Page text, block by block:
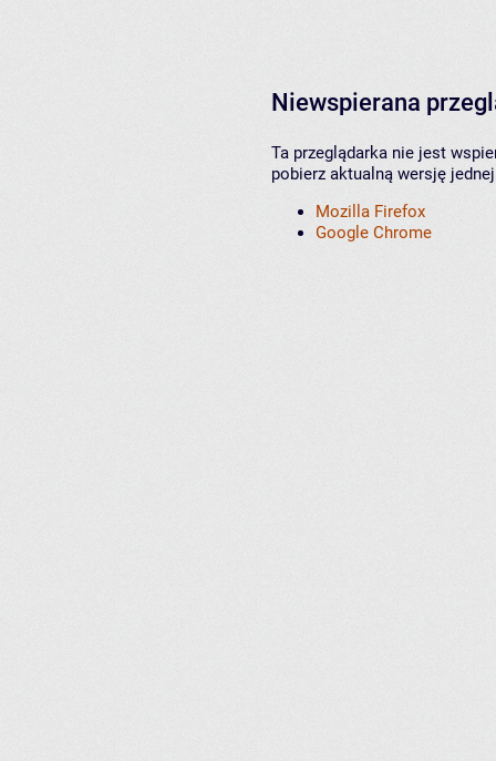
Niewspierana
Ta przeglądarka nie jest
pobierz aktualną wersję
Mozilla Firefox
Google Chrome